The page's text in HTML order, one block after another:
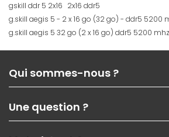
gskill ddr 5 2x16 2x16 ddr5
g.skill aegis 5 - 2 x 16 go (32 go) - ddr5 5200
g.skill aegis 5 32 go (2 x 16 go) ddr5 5200
Qui sommes-nous ?
Nos services
Les magasins Materiel.net
Une question ?